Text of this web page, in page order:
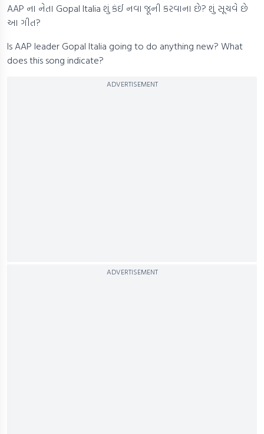
AAP ના નેતા Gopal Italia શું કંઈ નવા જૂની કરવાના છે? શું સૂચવે છે
આ ગીત?
Is AAP leader Gopal Italia going to do anything new? What
does this song indicate?
ADVERTISEMENT
ADVERTISEMENT